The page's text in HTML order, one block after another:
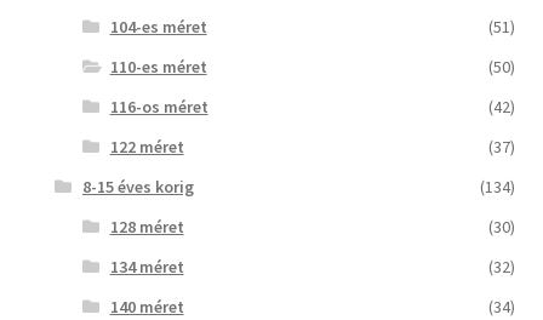
104-es méret
(51)
110-es méret
(50)
116-os méret
(42)
122 méret
(37)
8-15 éves korig
(134)
128 méret
(30)
134 méret
(32)
140 méret
(34)